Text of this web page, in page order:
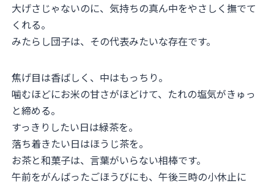
大げさじゃないのに、気持ちの真ん中をやさしく撫でて
くれる。
みたらし団子は、その代表みたいな存在です。
焦げ目は香ばしく、中はもっちり。
噛むほどにお米の甘さがほどけて、たれの塩気がきゅっ
と締める。
すっきりしたい日は緑茶を。
落ち着きたい日はほうじ茶を。
お茶と和菓子は、言葉がいらない相棒です。
午前をがんばったごほうびにも、午後三時の小休止に